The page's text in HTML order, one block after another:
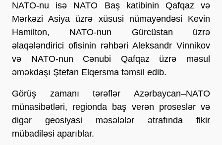
NATO-nu isə NATO Baş katibinin Qafqaz və
Mərkəzi Asiya üzrə xüsusi nümayəndəsi Kevin
Hamilton, NATO-nun Gürcüstan üzrə
əlaqələndirici ofisinin rəhbəri Aleksandr Vinnikov
və NATO-nun Cənubi Qafqaz üzrə məsul
əməkdaşı Ştefan Elqersma təmsil edib.
Görüş zamanı tərəflər Azərbaycan–NATO
münasibətləri, regionda baş verən proseslər və
digər geosiyasi məsələlər ətrafında fikir
mübadiləsi aparıblar.